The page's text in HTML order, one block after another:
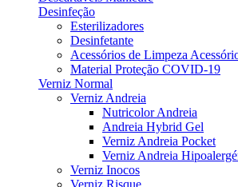
Desinfeção
Esterilizadores
Desinfetante
Acessórios de Limpeza
Material Proteção COVID-19
Verniz Normal
Verniz Andreia
Nutricolor Andreia
Andreia Hybrid Gel
Verniz Andreia Pocket
Verniz Andreia
Verniz Inocos
Verniz Risque